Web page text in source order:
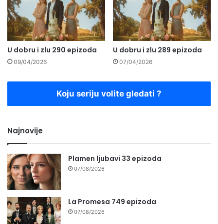
U dobru i zlu 290 epizoda
09/04/2026
U dobru i zlu 289 epizoda
07/04/2026
Koju seriju volite gledati ?
Najnovije
Plamen ljubavi 33 epizoda
07/08/2026
La Promesa 749 epizoda
07/08/2026